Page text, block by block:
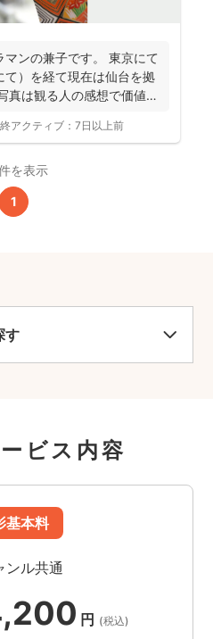
ンの兼子です。 東京にて
て）を経て現在は仙台を拠
真は観る人の感想で価値観
アクティブ： 7日以上前
を表示
1
す
ビス内容
基本料
ンル共通
円 (税込)